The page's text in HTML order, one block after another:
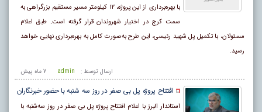
با بهره‌برداری از این پروژه، ۱۲ کیلومتر مسیر مستقیم بزرگراهی به
سمت کرج در اختیار شهروندان قرار گرفته است. طبق اعلام
مسئولان، با تکمیل پل شهید رئیسی، این طرح به‌صورت کامل به بهره‌برداری نهایی خواهد
رسید.
7 ماه پيش ارسال توسط : admin
افتتاح پروژه پل بی صفر در روز سه شنبه با حضور خبرنگاران
استاندار البرز با اعلام افتتاح پروژه پل بی صفر در روز سه‌شنبه با